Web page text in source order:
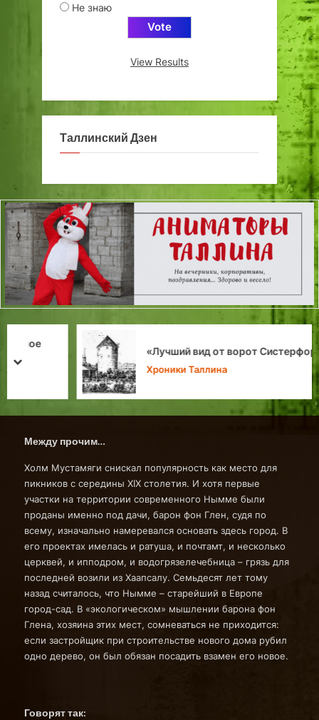
Не знаю
View Results
Таллинский Дзен
«Лучший вид от ворот Систерфордских»
Хроники Таллина
prev
next
Между прочим…
Холм Мустамяги снискал популярность как место для
пикников с середины XIX столетия. И хотя первые
участки на территории современного Нымме были
проданы именно под дачи, барон фон Глен, судя по
всему, изначально намеревался основать здесь город. В
его проектах имелась и ратуша, и почтамт, и несколько
церквей, и ипподром, и водогрязелечебница – грязь для
последней возили из Хаапсалу. Семьдесят лет тому
назад считалось, что Нымме – старейший в Европе
город-сад. В «экологическом» мышлении барона фон
Глена, хозяина этих мест, сомневаться не приходится:
если застройщик при строительстве нового дома рубил
одно дерево, он был обязан посадить взамен его новое.
Говорят так: